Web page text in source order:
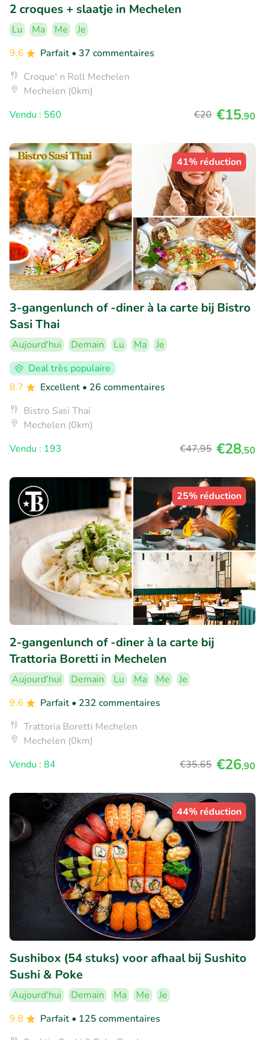
2 croques + slaatje in Mechelen
Lu Ma Me
Je
9.6
Parfait • 37 commentaires
Croque' n Roll Mechelen
Mechelen (0km)
Vendu : 560
€20 €15,90
41% réduction
3-gangenlunch of -diner à la carte bij Bistro
Sasi Thai
Aujourd'hui Demain Lu Ma
Je
Deal très populaire
8.7
Excellent • 26 commentaires
Bistro Sasi Thai
Mechelen (0km)
Vendu : 193
€47,95 €28,50
25% réduction
2-gangenlunch of -diner à la carte bij
Trattoria Boretti in Mechelen
Aujourd'hui Demain Lu Ma Me
Je
9.6
Parfait • 232 commentaires
Trattoria Boretti Mechelen
Mechelen (0km)
Vendu : 84
€35,65 €26,90
44% réduction
Sushibox (54 stuks) voor afhaal bij Sushito
Sushi & Poke
Aujourd'hui Demain Ma Me
Je
9.8
Parfait • 125 commentaires